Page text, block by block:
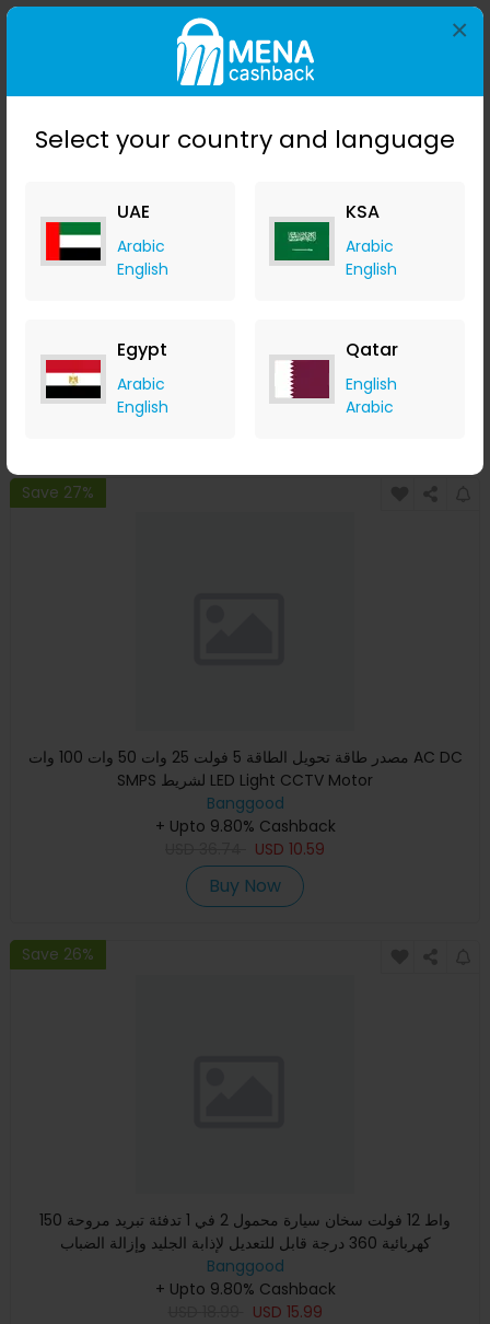
Select your country and language
UAE
Arabic
English
KSA
Arabic
English
Egypt
Arabic
English
Qatar
English
Arabic
×
+ Upto 9.80% Cashback
USD11.99
Save 27%
مصدر طاقة تحويل الطاقة 5 فولت 25 وات 50 وات 100 وات AC DC
SMPS لشريط LED Light CCTV Motor
Banggood
+ Upto 9.80% Cashback
USD 10.59
Buy Now
Save 26%
150 واط 12 فولت سخان سيارة محمول 2 في 1 تدفئة تبريد مروحة
كهربائية 360 درجة قابل للتعديل لإذابة الجليد وإزالة الضباب
Banggood
+ Upto 9.80% Cashback
USD 15.99